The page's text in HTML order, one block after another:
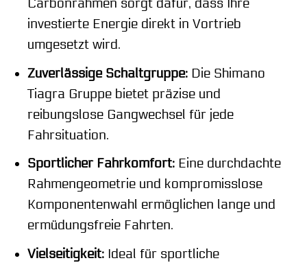
Carbonrahmen sorgt dafür, dass Ihre
investierte Energie direkt in Vortrieb
umgesetzt wird.
Zuverlässige Schaltgruppe:Die Shimano
Tiagra Gruppe bietet präzise und
reibungslose Gangwechsel für jede
Fahrsituation.
Sportlicher Fahrkomfort:Eine durchdachte
Rahmengeometrie und kompromisslose
Komponentenwahl ermöglichen lange und
ermüdungsfreie Fahrten.
Vielseitigkeit:Ideal für sportliche